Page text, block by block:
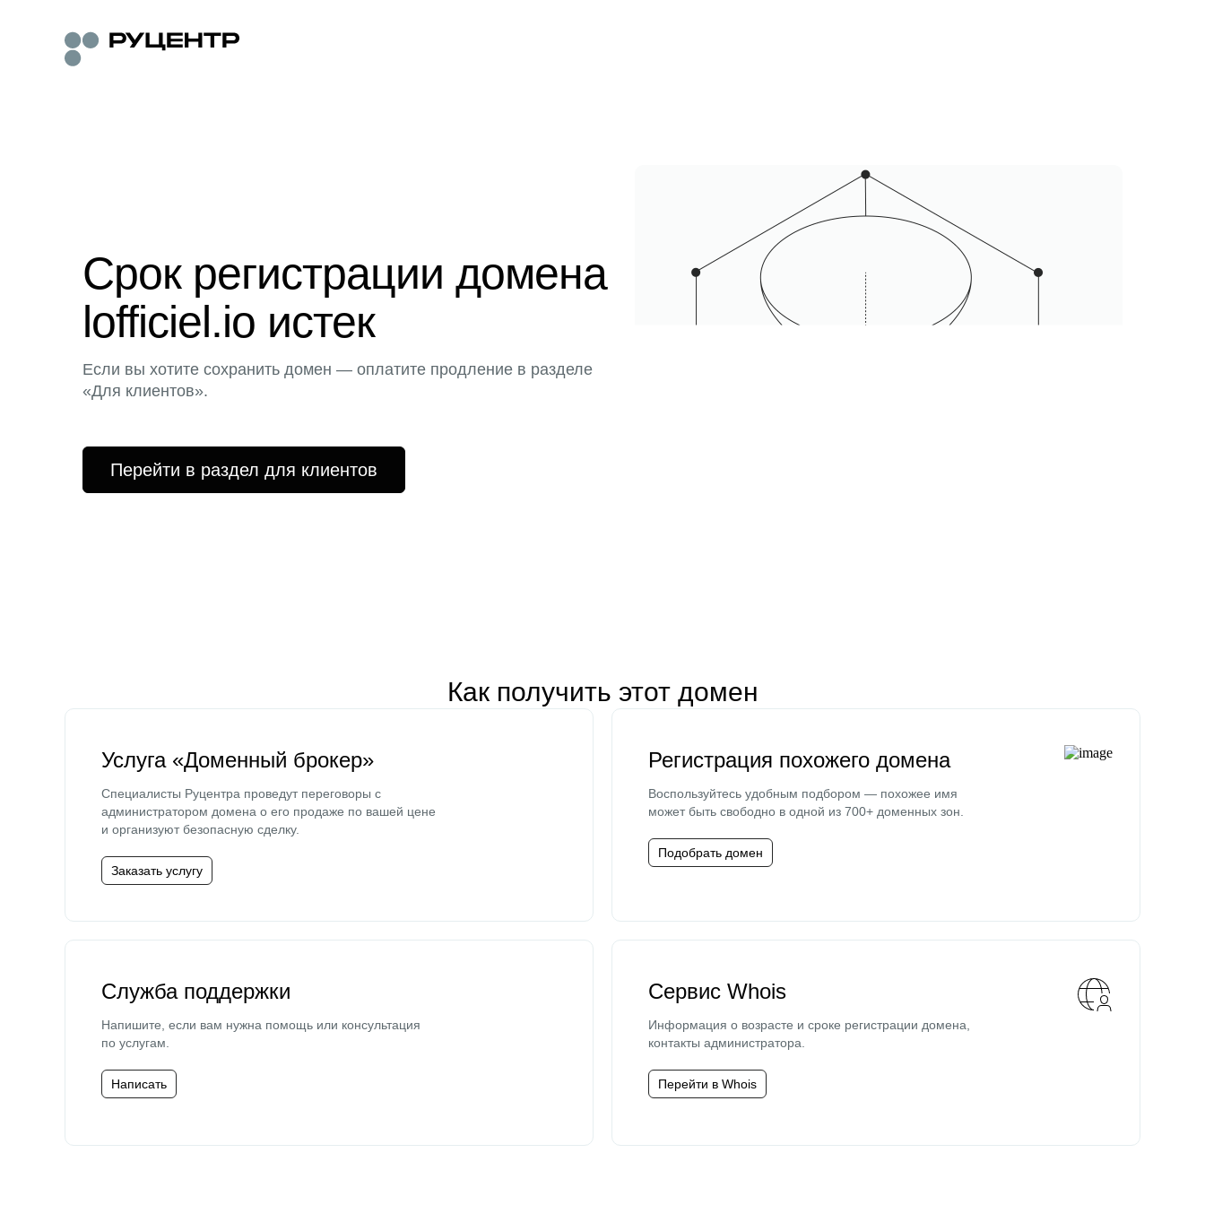
Срок регистрации домена
lofficiel.io истек
Если вы хотите сохранить домен — оплатите продление в разделе
«Для клиентов».
Перейти в раздел для клиентов
Как получить этот домен
Услуга «Доменный брокер»
Специалисты Руцентра проведут переговоры с
администратором домена о его продаже по вашей цене
и организуют безопасную сделку.
Заказать услугу
Регистрация похожего домена
Воспользуйтесь удобным подбором — похожее имя
может быть свободно в одной из 700+ доменных зон.
Подобрать домен
Служба поддержки
Напишите, если вам нужна помощь или консультация
по услугам.
Написать
Сервис Whois
Информация о возрасте и сроке регистрации домена,
контакты администратора.
Перейти в Whois